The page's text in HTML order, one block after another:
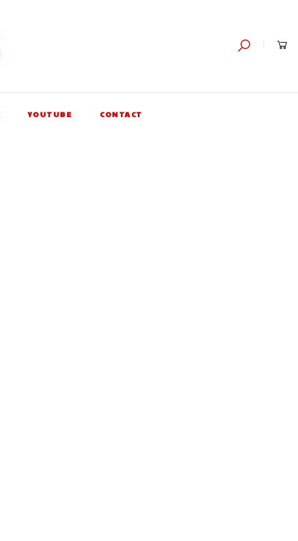
YOUTUBE CONTACT